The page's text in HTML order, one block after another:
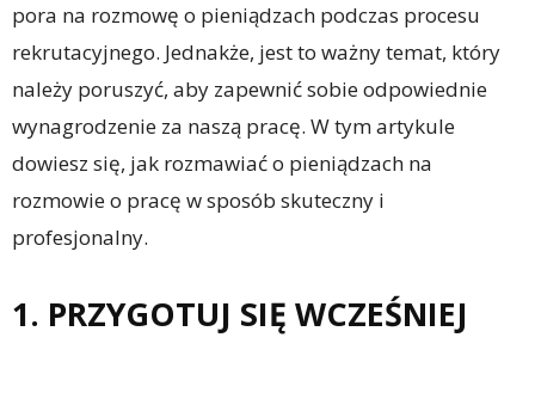
pora na rozmowę o pieniądzach podczas procesu
rekrutacyjnego. Jednakże, jest to ważny temat, który
należy poruszyć, aby zapewnić sobie odpowiednie
wynagrodzenie za naszą pracę. W tym artykule
dowiesz się, jak rozmawiać o pieniądzach na
rozmowie o pracę w sposób skuteczny i
profesjonalny.
1. PRZYGOTUJ SIĘ WCZEŚNIEJ